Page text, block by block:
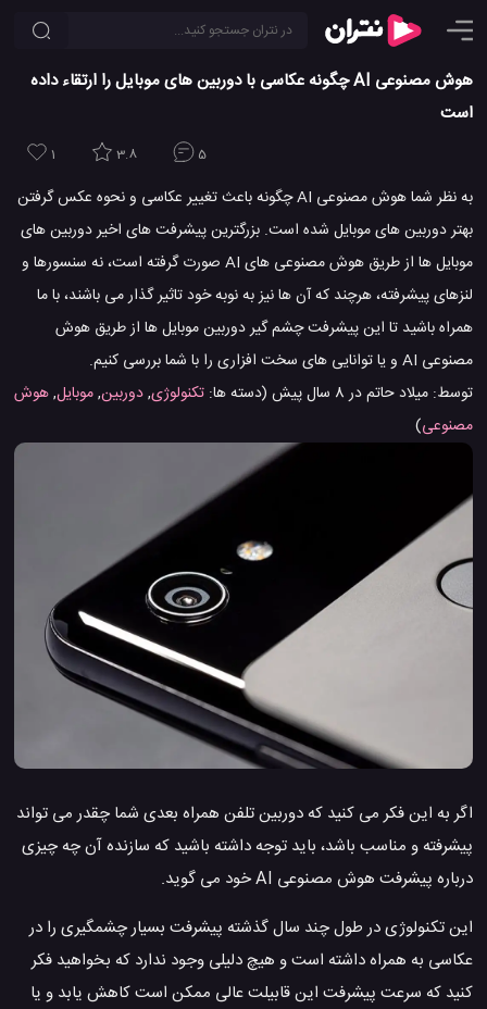
هوش مصنوعی AI چگونه عکاسی با دوربین های موبایل را ارتقاء داده
است
1 3.8 5
به نظر شما هوش مصنوعی AI چگونه باعث تغییر عکاسی و نحوه عکس گرفتن
بهتر دوربین های موبایل شده است. بزرگترین پیشرفت های اخیر دوربین های
موبایل ها از طریق هوش مصنوعی های AI صورت گرفته است، نه سنسورها و
لنزهای پیشرفته، هرچند که آن ها نیز به نوبه خود تاثیر گذار می باشند، با ما
همراه باشید تا این پیشرفت چشم گیر دوربین موبایل ها از طریق هوش
مصنوعی AI و یا توانایی های سخت افزاری را با شما بررسی کنیم.
توسط: میلاد حاتمدر8 سال پیش (دسته ها: تکنولوژی,دوربین,موبایل,هوش
مصنوعی)
اگر به این فکر می کنید که دوربین تلفن همراه بعدی شما چقدر می تواند
پیشرفته و مناسب باشد، باید توجه داشته باشید که سازنده آن چه چیزی
درباره پیشرفت هوش مصنوعی AI خود می گوید.
این تکنولوژی در طول چند سال گذشته پیشرفت بسیار چشمگیری را در
عکاسی به همراه داشته است و هیچ دلیلی وجود ندارد که بخواهید فکر
کنید که سرعت پیشرفت این قابیلت عالی ممکن است کاهش یابد و یا